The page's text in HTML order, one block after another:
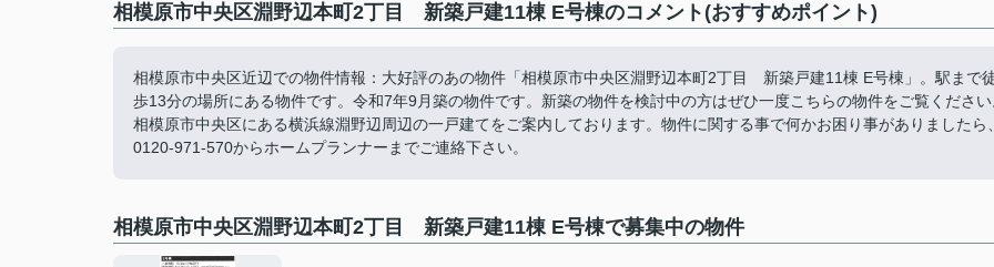
相模原市中央区淵野辺本町2丁目 新築戸建11棟 E号棟のコメント(おすすめポイント)
相模原市中央区近辺での物件情報：大好評のあの物件「相模原市中央区淵野辺本町2丁目 新築戸建11棟 E号棟」。駅まで
歩13分の場所にある物件です。令和7年9月築の物件です。新築の物件を検討中の方はぜひ一度こちらの物件をご覧ください
相模原市中央区にある横浜線淵野辺周辺の一戸建てをご案内しております。物件に関する事で何かお困り事がありましたら、
0120-971-570からホームプランナーまでご連絡下さい。
相模原市中央区淵野辺本町2丁目 新築戸建11棟 E号棟で募集中の物件